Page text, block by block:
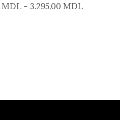
MDL – 3.295,00 MDLДиапазон